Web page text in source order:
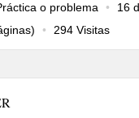
o problema
16
294 Visitas